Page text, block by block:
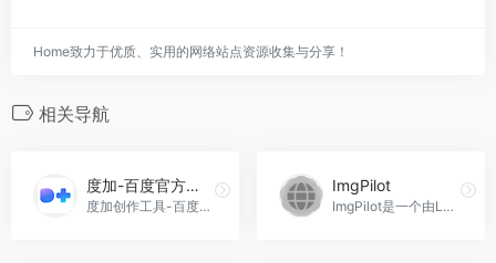
Home致力于优质、实用的网络站点资源收集与分享！
相关导航
度加-百度官方出品
度加创作工具-百度官方出品-...，度加-百度官方出品官网入口网址
ImgPilot
ImgPilot是一个由Lepton AI提供支持的AI艺术创作工具，ImgPilot官网入口网址